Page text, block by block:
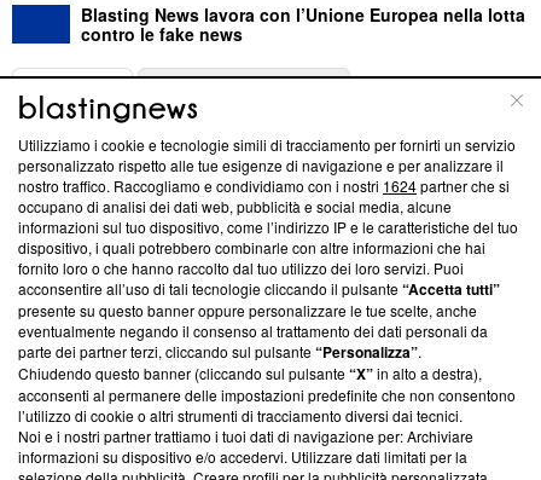
Blasting News lavora con l’Unione Europea nella lotta
contro le fake news
ABOUT
Questa sezione offre informazioni trasparenti su Blasting
News, sui nostri processi editoriali e su come ci impegniamo a
creare news di qualità. Inoltre, afferma la nostra aderenza a
‘Trust Project - News with Integrity’Blasting News non è
ancora membro del programma, ma ha richiesto di farne
parte; Trust Project non ha ancora effettuato una verifica di
conformità agli standard.
Su di noi
Team editoriale
Corporate
Utilizziamo i cookie e tecnologie simili di tracciamento per fornirti un servizio
personalizzato rispetto alle tue esigenze di navigazione e per analizzare il
nostro traffico. Raccogliamo e condividiamo con i nostri 1624partner che si
occupano di analisi dei dati web, pubblicità e social media, alcune
informazioni sul tuo dispositivo, come l’indirizzo IP e le caratteristiche del tuo
dispositivo, i quali potrebbero combinarle con altre informazioni che hai
fornito loro o che hanno raccolto dal tuo utilizzo dei loro servizi. Puoi
acconsentire all’uso di tali tecnologie cliccando il pulsante“Accetta tutti”
presente su questo banner oppure personalizzare le tue scelte, anche
eventualmente negando il consenso al trattamento dei dati personali da
parte dei partner terzi, cliccando sul pulsante“Personalizza”.
Chiudendo questo banner (cliccando sul pulsante“X”in alto a destra),
acconsenti al permanere delle impostazioni predefinite che non consentono
l’utilizzo di cookie o altri strumenti di tracciamento diversi dai tecnici.
Noi e i nostri partner trattiamo i tuoi dati di navigazione per: Archiviare
informazioni su dispositivo e/o accedervi. Utilizzare dati limitati per la